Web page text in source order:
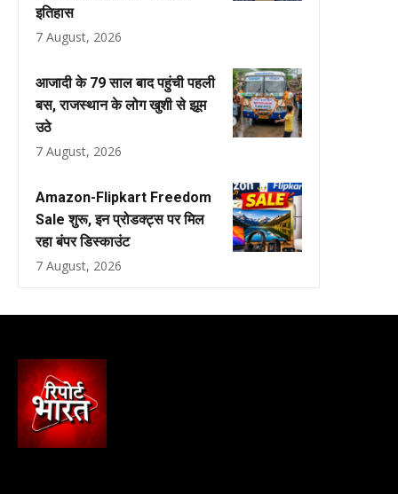
इतिहास
7 August, 2026
आजादी के 79 साल बाद पहुंची पहली
बस, राजस्थान के लोग खुशी से झूम
उठे
7 August, 2026
Amazon-Flipkart Freedom
Sale शुरू, इन प्रोडक्ट्स पर मिल
रहा बंपर डिस्काउंट
7 August, 2026